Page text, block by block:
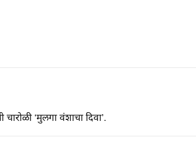
‘मुलगा वंशाचा दिवा’.